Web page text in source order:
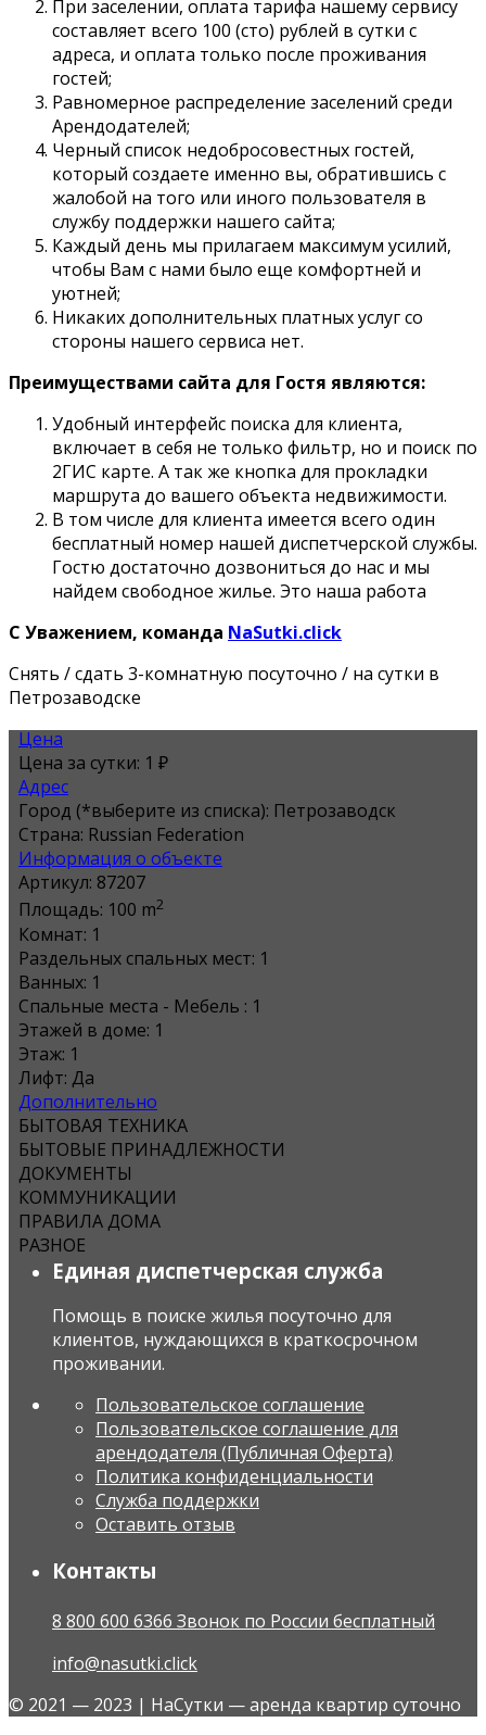
При заселении, оплата тарифа нашему сервису
составляет всего 100 (сто) рублей в сутки с
адреса, и оплата только после проживания
гостей;
Равномерное распределение заселений среди
Арендодателей;
Черный список недобросовестных гостей,
который создаете именно вы, обратившись с
жалобой на того или иного пользователя в
службу поддержки нашего сайта;
Каждый день мы прилагаем максимум усилий,
чтобы Вам с нами было еще комфортней и
уютней;
Никаких дополнительных платных услуг со
стороны нашего сервиса нет.
Преимуществами сайта для Гостя являются:
Удобный интерфейс поиска для клиента,
включает в себя не только фильтр, но и поиск по
2ГИС карте. А так же кнопка для прокладки
маршрута до вашего объекта недвижимости.
В том числе для клиента имеется всего один
бесплатный номер нашей диспетчерской службы.
Гостю достаточно дозвониться до нас и мы
найдем свободное жилье. Это наша работа
С Уважением, команда NaSutki.click
Снять / сдать 3-комнатную посуточно / на сутки в
Петрозаводске
Цена
Цена за сутки: 1 ₽
Адрес
Город (*выберите из списка): Петрозаводск
Страна: Russian Federation
Информация о объекте
Артикул: 87207
Площадь: 100 m2
Комнат: 1
Раздельных спальных мест: 1
Ванных: 1
Спальные места - Мебель : 1
Этажей в доме: 1
Этаж: 1
Лифт: Да
Дополнительно
БЫТОВАЯ ТЕХНИКА
БЫТОВЫЕ ПРИНАДЛЕЖНОСТИ
ДОКУМЕНТЫ
КОММУНИКАЦИИ
ПРАВИЛА ДОМА
РАЗНОЕ
Единая диспетчерская служба
Помощь в поиске жилья посуточно для
клиентов, нуждающихся в краткосрочном
проживании.
Пользовательское соглашение
Пользовательское соглашение для
арендодателя (Публичная Оферта)
Политика конфиденциальности
Служба поддержки
Оставить отзыв
Контакты
8 800 600 6366 Звонок по России бесплатный
info@nasutki.click
© 2021 — 2023 | НаСутки — аренда квартир суточно